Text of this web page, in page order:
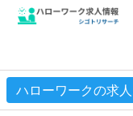
ハローワークの求